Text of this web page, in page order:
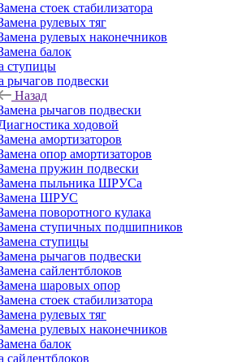
стоек стабилизатора
рулевых тяг
рулевых наконечников
балок
ступицы
рычагов подвески
Назад
рычагов подвески
ходовой
амортизаторов
опор амортизаторов
пружин подвески
пыльника ШРУСа
ШРУС
поворотного кулака
ступичных подшипников
ступицы
рычагов подвески
сайлентблоков
шаровых опор
стоек стабилизатора
рулевых тяг
рулевых наконечников
балок
сайлентблоков